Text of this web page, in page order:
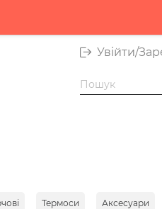
Увійти/
Термоси Аксесуари